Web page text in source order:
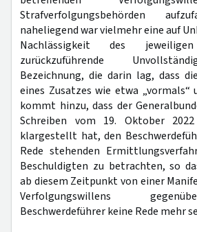
Strafverfolgungsbehörden
naheliegend war vielmehr eine auf
Nachlässigkeit des
zurückzuführende
Bezeichnung, die darin lag, dass
eines Zusatzes wie etwa „vormals“
kommt hinzu, dass der
Schreiben vom 19. Oktober 2022
klargestellt hat, den
Rede stehenden
Beschuldigten zu betrachten, so
ab diesem Zeitpunkt von einer
Verfolgungswillens
Beschwerdeführer keine Rede mehr